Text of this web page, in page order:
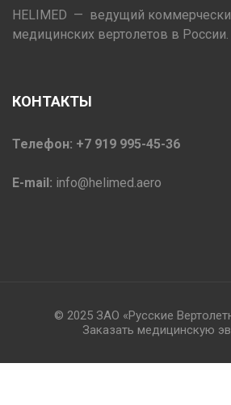
HELIMED — ведущий
медицинских вертолетов в России.
КОНТАКТЫ
Телефон: +7 919 995-45-36
E-mail: info@helimed.aero
© 2025 ЗАО «Русские
Заказать медицинскую